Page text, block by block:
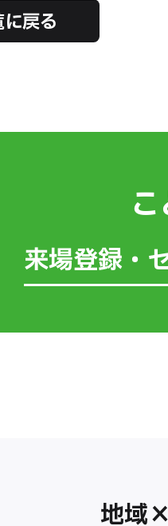
戻る
来場登録・
地域